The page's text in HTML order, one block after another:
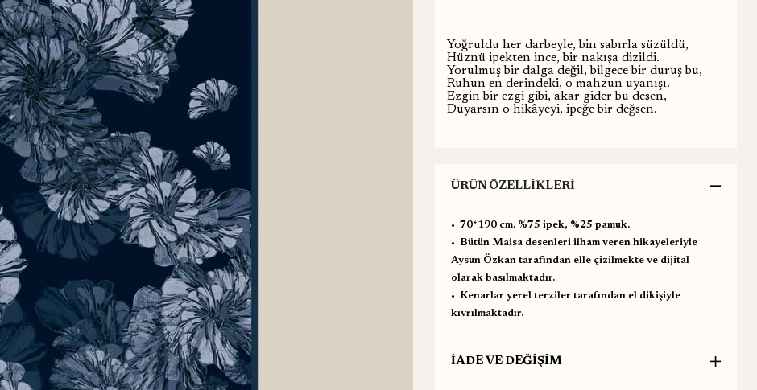
Yoğruldu her darbeyle, bin sabırla süzüldü,
Hüznü ipekten ince, bir nakışa dizildi.
Yorulmuş bir dalga değil, bilgece bir duruş bu,
Ruhun en derindeki, o mahzun uyanışı.
Ezgin bir ezgi gibi, akar gider bu desen,
Duyarsın o hikâyeyi, ipeğe bir değsen.
ÜRÜN ÖZELLIKLERI
•⁠ ⁠70*190 cm. %75 ipek, %25 pamuk.
•⁠ ⁠Bütün Maisa desenleri ilham veren hikayeleriyle
Aysun Özkan tarafından elle çizilmekte ve dijital
olarak basılmaktadır.
•⁠ ⁠Kenarlar yerel terziler tarafından el dikişiyle
kıvrılmaktadır.
İADE VE DEĞİŞİM